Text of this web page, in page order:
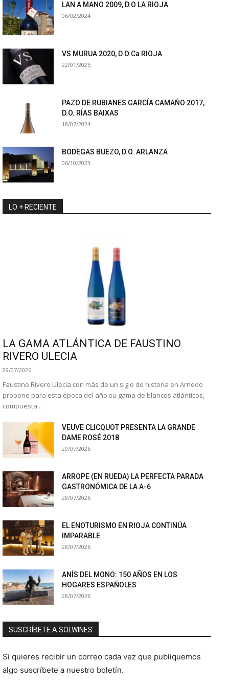
LAN A MANO 2009, D.O LA RIOJA
06/02/2024
VS MURUA 2020, D.O.Ca RIOJA
22/01/2025
PAZO DE RUBIANES GARCÍA CAMAÑO 2017,
D.O. RÍAS BAIXAS
18/07/2024
BODEGAS BUEZO, D.O. ARLANZA
06/10/2023
LO + RECIENTE
LA GAMA ATLÁNTICA DE FAUSTINO
RIVERO ULECIA
29/07/2026
Faustino Rivero Ulecia con más de un siglo de historia en Arnedo
propone para esta época del año su gama de blancos atlánticos,
compuesta...
VEUVE CLICQUOT PRESENTA LA GRANDE
DAME ROSÉ 2018
29/07/2026
ARROPE (EN RUEDA) LA PERFECTA PARADA
GASTRONÓMICA DE LA A-6
28/07/2026
EL ENOTURISMO EN RIOJA CONTINÚA
IMPARABLE
28/07/2026
ANÍS DEL MONO: 150 AÑOS EN LOS
HOGARES ESPAÑOLES
28/07/2026
SUSCRÍBETE A SOLWINES
Si quieres recibir un correo cada vez que publiquemos
algo suscríbete a nuestro boletín.